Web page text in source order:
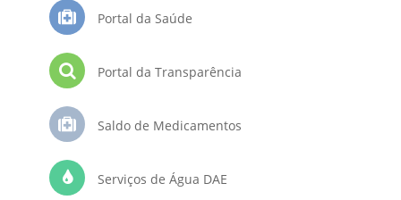
Portal da Saúde
Portal da Transparência
Saldo de Medicamentos
Serviços de Água DAE